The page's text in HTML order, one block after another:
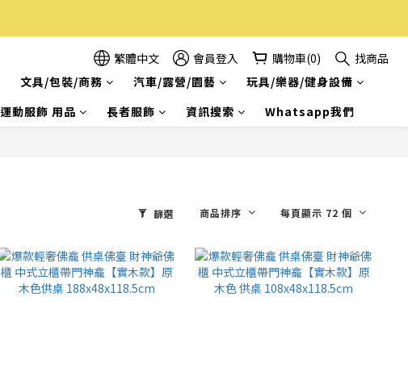
繁體中文 會員登入 購物車(0)
找商品
文具/包裝/商務 汽車/露營/園藝
玩具/樂器/健身設備
運動服飾 用品 長者服飾 資訊搜索 Whatsapp我們
篩選 商品排序 每頁顯示 72 個